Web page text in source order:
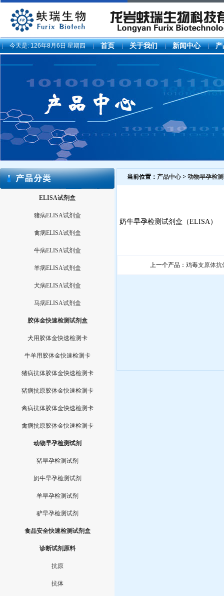
今天是:126年8月6日 星期四 首页 关于我们 新闻中心 产
ELISA试剂盒
猪病ELISA试剂盒
禽病ELISA试剂盒
牛病ELISA试剂盒
羊病ELISA试剂盒
犬病ELISA试剂盒
马病ELISA试剂盒
胶体金快速检测试剂盒
犬用胶体金快速检测卡
牛羊用胶体金快速检测卡
猪病抗体胶体金快速检测卡
猪病抗原胶体金快速检测卡
禽病抗体胶体金快速检测卡
禽病抗原胶体金快速检测卡
动物早孕检测试剂
猪早孕检测试剂
奶牛早孕检测试剂
羊早孕检测试剂
驴早孕检测试剂
食品安全快速检测试剂盒
诊断试剂原料
抗原
抗体
当前位置： 产品中心> 动物早孕检
奶牛早孕检测试剂盒（ELISA）
上一个产品： 鸡毒支原体抗